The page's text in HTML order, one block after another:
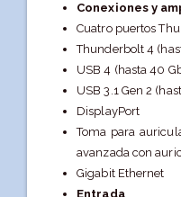
Conexiones y
Cuatro puertos
Thunderbolt 4
USB 4 (hasta 40
USB 3.1 Gen 2
DisplayPort
Toma para
avanzada con
Gigabit Ethernet
Entrada